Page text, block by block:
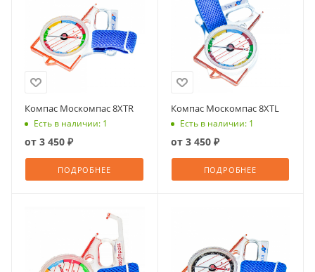
Компас Москомпас 8XTR
Есть в наличии: 1
от 3 450 ₽
ПОДРОБНЕЕ
Компас Москомпас 8XTL
Есть в наличии: 1
от 3 450 ₽
ПОДРОБНЕЕ